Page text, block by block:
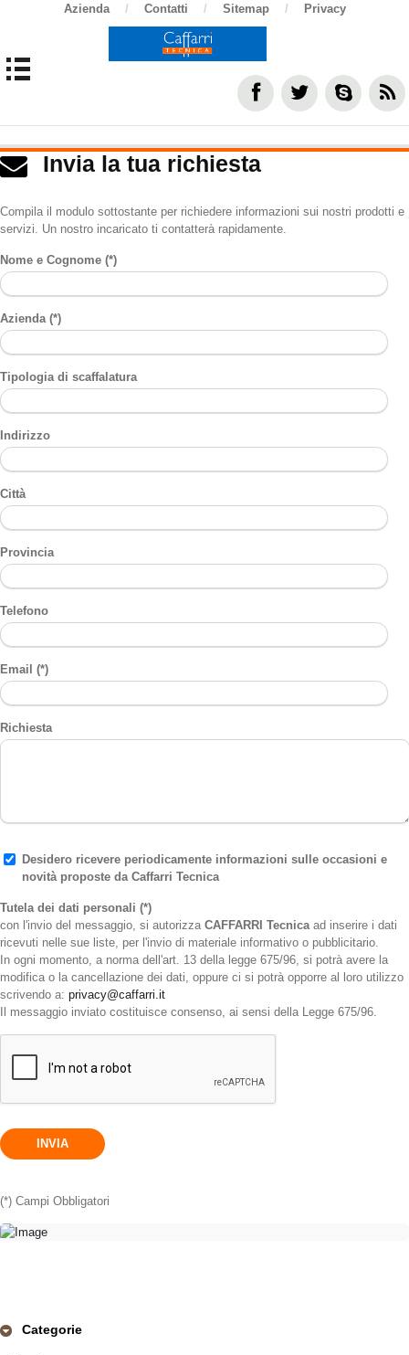
Azienda / Contatti / Sitemap / Privacy
Invia la tua richiesta
Compila il modulo sottostante per richiedere informazioni sui nostri prodotti e
servizi. Un nostro incaricato ti contatterà rapidamente.
Nome e Cognome (*)
Azienda (*)
Tipologia di scaffalatura
Indirizzo
Città
Provincia
Telefono
Email (*)
Richiesta
Desidero ricevere periodicamente informazioni sulle occasioni e
novità proposte da Caffarri Tecnica
Tutela dei dati personali (*)
con l'invio del messaggio, si autorizza CAFFARRI Tecnicaad inserire i dati
ricevuti nelle sue liste, per l'invio di materiale informativo o pubblicitario.
In ogni momento, a norma dell'art. 13 della legge 675/96, si potrà avere la
modifica o la cancellazione dei dati, oppure ci si potrà opporre al loro utilizzo
scrivendo a: privacy@caffarri.it
Il messaggio inviato costituisce consenso, ai sensi della Legge 675/96.
(*) Campi Obbligatori
Categorie